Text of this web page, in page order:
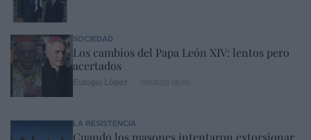
SOCIEDAD
Los cambios del Papa León XIV: lentos pero
acertados
LA RESISTENCIA
Cuando los masones intentaron extorsionar